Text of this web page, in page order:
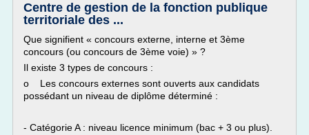
Centre de gestion de la fonction publique
territoriale des ...
Que signifient « concours externe, interne et 3ème
concours (ou concours de 3ème voie) » ?
Il existe 3 types de concours :
o Les concours externes sont ouverts aux candidats
possédant un niveau de diplôme déterminé :
- Catégorie A : niveau licence minimum (bac + 3 ou plus).